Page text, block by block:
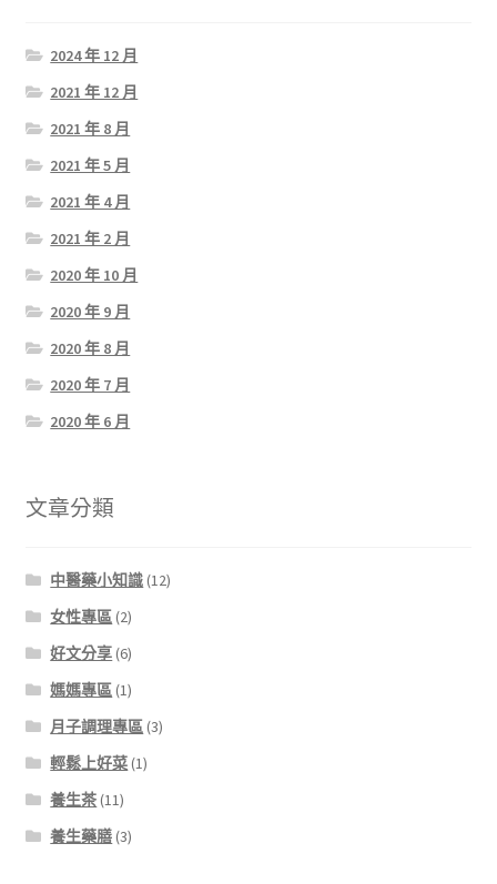
2024 年 12 月
2021 年 12 月
2021 年 8 月
2021 年 5 月
2021 年 4 月
2021 年 2 月
2020 年 10 月
2020 年 9 月
2020 年 8 月
2020 年 7 月
2020 年 6 月
文章分類
中醫藥小知識 (12)
女性專區 (2)
好文分享 (6)
媽媽專區 (1)
月子調理專區 (3)
輕鬆上好菜 (1)
養生茶 (11)
養生藥膳 (3)